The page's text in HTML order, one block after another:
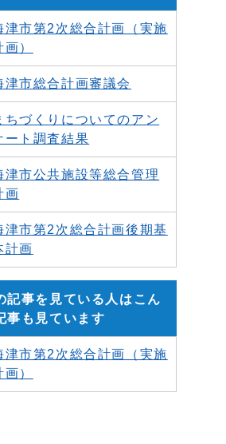
津市第2次総合計画（実施
画）
津市総合計画審議会
ちづくりについてのアン
ート調査結果
津市公共施設等総合管理
画
津市第2次総合計画後期基
計画
記事を見ている人はこん
事も見ています
津市第2次総合計画（実施
画）